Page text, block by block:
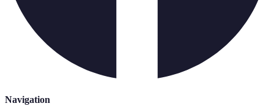
Navigation